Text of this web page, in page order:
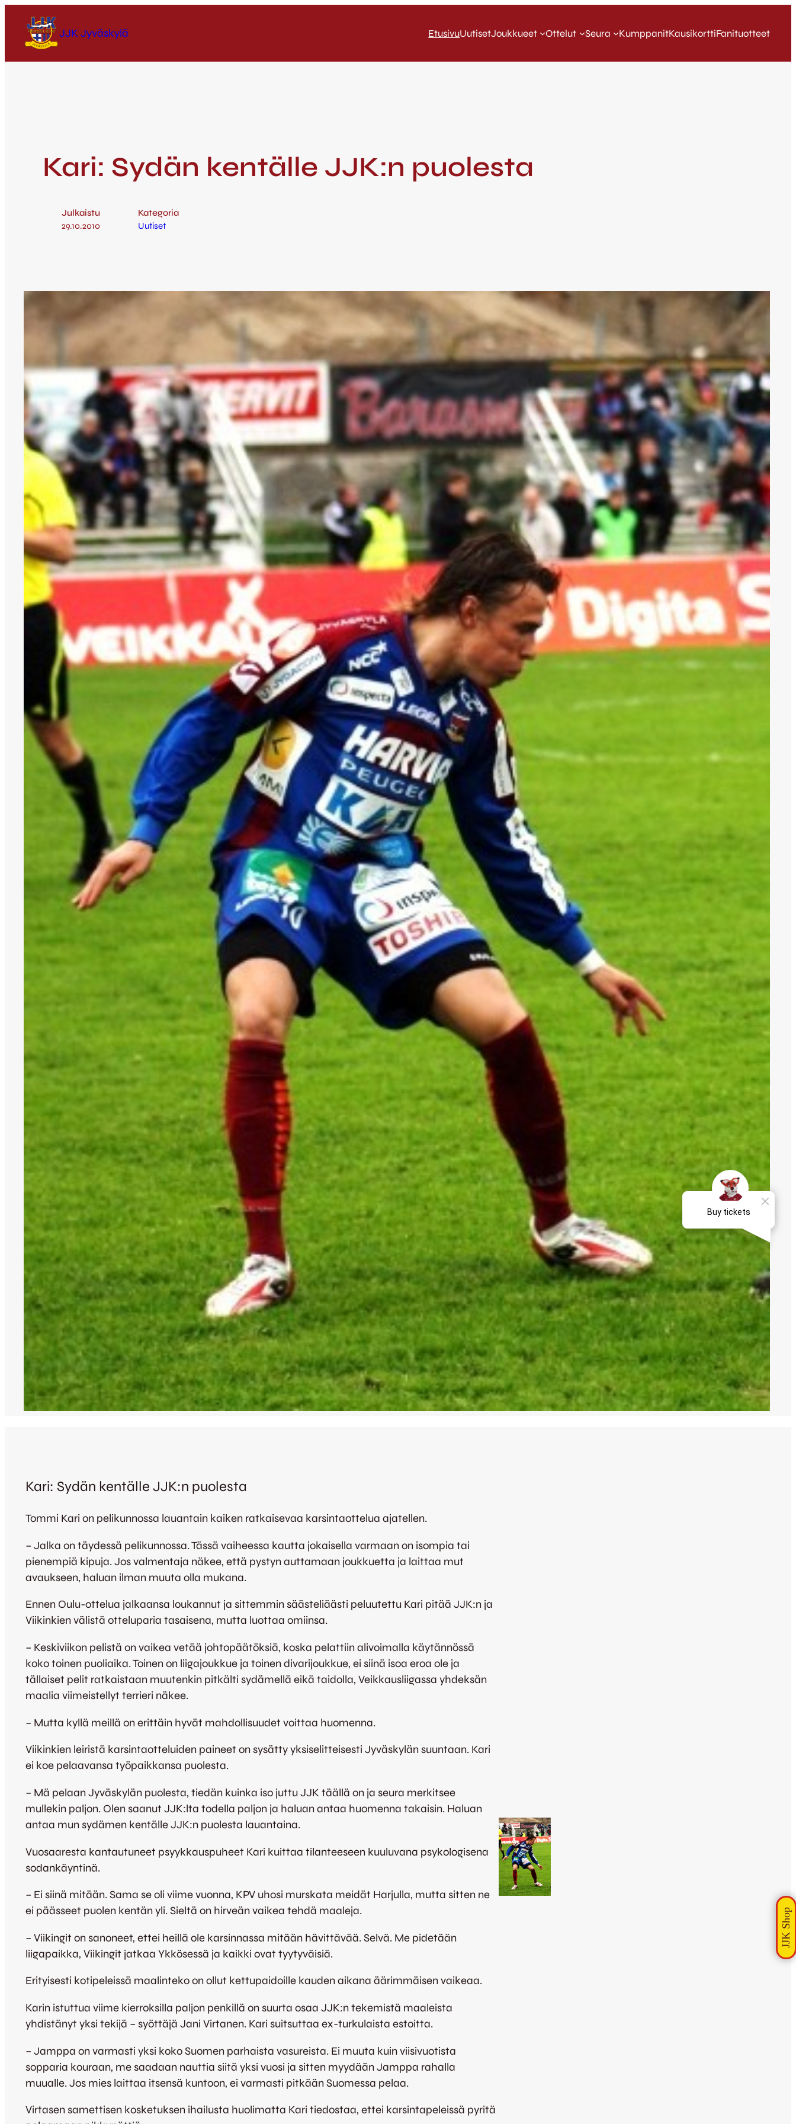
JJK Jyväskylä EtusivuUutisetJoukkueet Ottelut Seura KumppanitKausikorttiFanituotteet
Kari: Sydän kentälle JJK:n puolesta
Julkaistu
29.10.2010
Kategoria
Uutiset
Kari: Sydän kentälle JJK:n puolesta
Tommi Kari on pelikunnossa lauantain kaiken ratkaisevaa karsintaottelua ajatellen.
– Jalka on täydessä pelikunnossa. Tässä vaiheessa kautta jokaisella varmaan on isompia tai
pienempiä kipuja. Jos valmentaja näkee, että pystyn auttamaan joukkuetta ja laittaa mut
avaukseen, haluan ilman muuta olla mukana.
Ennen Oulu-ottelua jalkaansa loukannut ja sittemmin säästeliäästi peluutettu Kari pitää JJK:n ja
Viikinkien välistä otteluparia tasaisena, mutta luottaa omiinsa.
– Keskiviikon pelistä on vaikea vetää johtopäätöksiä, koska pelattiin alivoimalla käytännössä
koko toinen puoliaika. Toinen on liigajoukkue ja toinen divarijoukkue, ei siinä isoa eroa ole ja
tällaiset pelit ratkaistaan muutenkin pitkälti sydämellä eikä taidolla, Veikkausliigassa yhdeksän
maalia viimeistellyt terrieri näkee.
– Mutta kyllä meillä on erittäin hyvät mahdollisuudet voittaa huomenna.
Viikinkien leiristä karsintaotteluiden paineet on sysätty yksiselitteisesti Jyväskylän suuntaan. Kari
ei koe pelaavansa työpaikkansa puolesta.
– Mä pelaan Jyväskylän puolesta, tiedän kuinka iso juttu JJK täällä on ja seura merkitsee
mullekin paljon. Olen saanut JJK:lta todella paljon ja haluan antaa huomenna takaisin. Haluan
antaa mun sydämen kentälle JJK:n puolesta lauantaina.
Vuosaaresta kantautuneet psyykkauspuheet Kari kuittaa tilanteeseen kuuluvana psykologisena
sodankäyntinä.
– Ei siinä mitään. Sama se oli viime vuonna, KPV uhosi murskata meidät Harjulla, mutta sitten ne
ei päässeet puolen kentän yli. Sieltä on hirveän vaikea tehdä maaleja.
– Viikingit on sanoneet, ettei heillä ole karsinnassa mitään hävittävää. Selvä. Me pidetään
liigapaikka, Viikingit jatkaa Ykkösessä ja kaikki ovat tyytyväisiä.
Erityisesti kotipeleissä maalinteko on ollut kettupaidoille kauden aikana äärimmäisen vaikeaa.
Karin istuttua viime kierroksilla paljon penkillä on suurta osaa JJK:n tekemistä maaleista
yhdistänyt yksi tekijä – syöttäjä Jani Virtanen. Kari suitsuttaa ex-turkulaista estoitta.
– Jamppa on varmasti yksi koko Suomen parhaista vasureista. Ei muuta kuin viisivuotista
sopparia kouraan, me saadaan nauttia siitä yksi vuosi ja sitten myydään Jamppa rahalla
muualle. Jos mies laittaa itsensä kuntoon, ei varmasti pitkään Suomessa pelaa.
Virtasen samettisen kosketuksen ihailusta huolimatta Kari tiedostaa, ettei karsintapeleissä pyritä